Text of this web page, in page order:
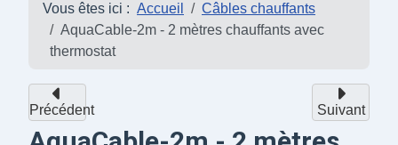
Vous êtes ici : Accueil
Câbles chauffants
AquaCable-2m - 2 mètres chauffants avec
thermostat
Précédent Suivant